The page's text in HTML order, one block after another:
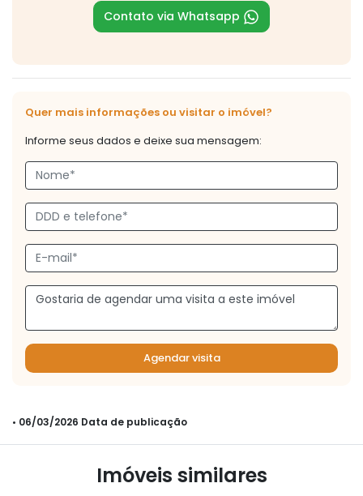
Contato via Whatsapp
Quer mais informações ou visitar o imóvel?
Informe seus dados e deixe sua mensagem:
Agendar visita
• 06/03/2026 Data de publicação
Imóveis similares